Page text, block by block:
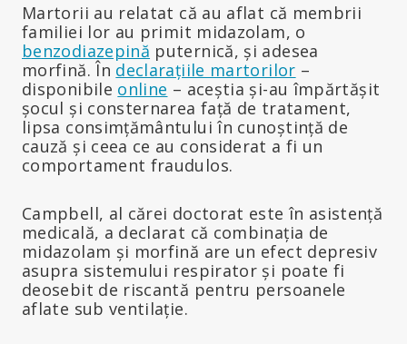
Martorii au relatat că au aflat că membrii
familiei lor au primit midazolam, o
benzodiazepină puternică, și adesea
morfină. În declarațiile martorilor –
disponibile online – aceștia și-au împărtășit
șocul și consternarea față de tratament,
lipsa consimțământului în cunoștință de
cauză și ceea ce au considerat a fi un
comportament fraudulos.
Campbell, al cărei doctorat este în asistență
medicală, a declarat că combinația de
midazolam și morfină are un efect depresiv
asupra sistemului respirator și poate fi
deosebit de riscantă pentru persoanele
aflate sub ventilație.